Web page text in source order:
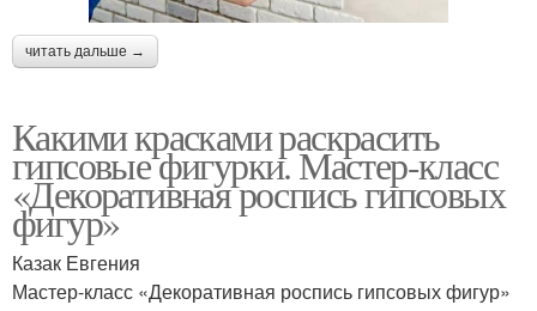
читать дальше →
Какими красками раскрасить
гипсовые фигурки. Мастер-класс
«Декоративная роспись гипсовых
фигур»
Казак Евгения
Мастер-класс «Декоративная роспись гипсовых фигур»